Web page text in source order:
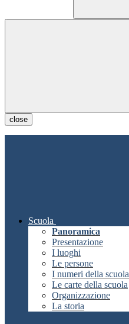
close
Scuola
Panoramica
Presentazione
I luoghi
Le persone
I numeri della scuola
Le carte della scuola
Organizzazione
La storia